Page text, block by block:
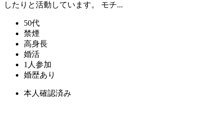
したりと活動しています。 モチ...
50代
禁煙
高身長
婚活
1人参加
婚歴あり
本人確認済み